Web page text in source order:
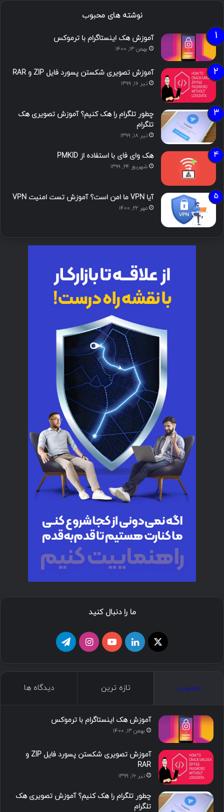
نوشته های محبوب
آموزش هک اینستاگرام با ترموکس
بهمن ۱۳, ۱۴۰۰
آموزش تصویری شکستن پسورد فایل ZIP و RAR
تیر ۱۶, ۱۳۹۹
چطور تلگرام را هک کنیم؟ آموزش تصویری هک
تلگرام
تیر ۱۸, ۱۳۹۹
هک وای فای با استفاده از PMKID
شهریور ۲۴, ۱۳۹۹
آیا VPN ما امن است؟ آموزش تست امنیت VPN
مهر ۲۲, ۱۴۰۰
ما را دنبال کنید
د
ی
ن
و
ت
گ
ا
ا
محبوب تازه ترین دیدگاه ها
آموزش هک اینستاگرام با ترموکس
بهمن ۱۳, ۱۴۰۰
آموزش تصویری شکستن پسورد فایل ZIP و
RAR
تیر ۱۶, ۱۳۹۹
چطور تلگرام را هک کنیم؟ آموزش تصویری هک
تلگرام